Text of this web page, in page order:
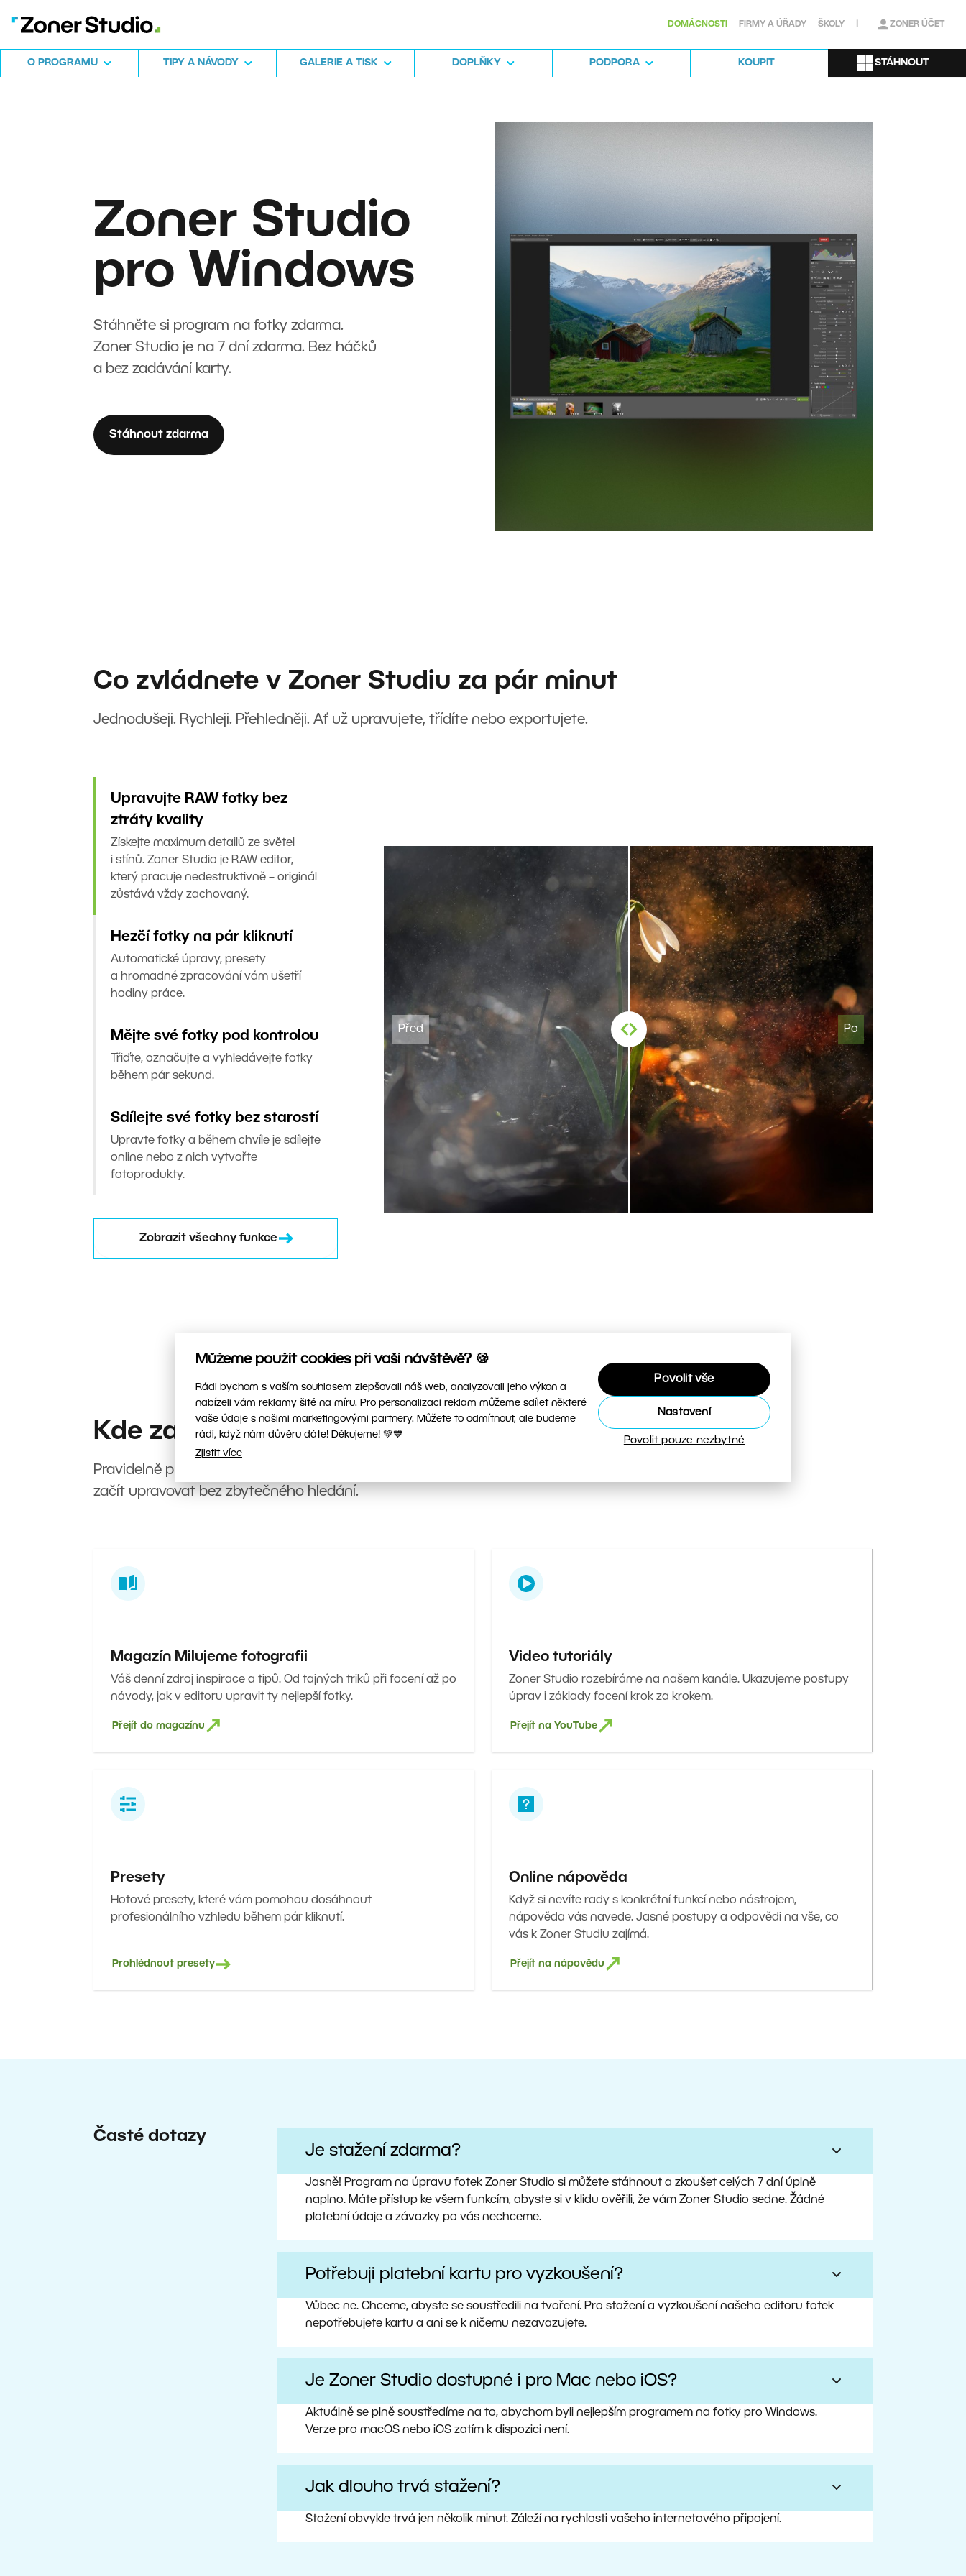
Můžeme použít cookies při vaší návštěvě? 🍪
Rádi bychom s vaším souhlasem zlepšovali náš web, analyzovali jeho výkon a
nabízeli vám reklamy šité na míru. Pro personalizaci reklam můžeme sdílet některé
vaše údaje s našimi marketingovými partnery. Můžete to odmítnout, ale budeme
rádi, když nám důvěru dáte! Děkujeme! 💚💙
Zjistit více
Povolit vše
Nastavení
Povolit pouze nezbytné
DOMÁCNOSTI FIRMY A ÚŘADY ŠKOLY ZONER ÚČET
O PROGRAMU TIPY A NÁVODY GALERIE A TISK DOPLŇKY PODPORA KOUPIT STÁHNOUT
Zoner Studio
pro Windows
Stáhněte si program na fotky zdarma.
Zoner Studio je na 7 dní zdarma. Bez háčků
a bez zadávání karty.
Stáhnout zdarma
Co zvládnete v Zoner Studiu za pár minut
Jednodušeji. Rychleji. Přehledněji. Ať už upravujete, třídíte nebo exportujete.
Upravujte RAW fotky bez
ztráty kvality
Získejte maximum detailů ze světel
i stínů. Zoner Studio je RAW editor,
který pracuje nedestruktivně – originál
zůstává vždy zachovaný.
Hezčí fotky na pár kliknutí
Automatické úpravy, presety
a hromadné zpracování vám ušetří
hodiny práce.
Mějte své fotky pod kontrolou
Třiďte, označujte a vyhledávejte fotky
během pár sekund.
Sdílejte své fotky bez starostí
Upravte fotky a během chvíle je sdílejte
online nebo z nich vytvořte
fotoprodukty.
Zobrazit všechny funkce
Kde začít?
Pravidelně pro vás připravujeme nové návody, videa i hotové presety, abyste mohli
začít upravovat bez zbytečného hledání.
Magazín Milujeme fotografii
Váš denní zdroj inspirace a tipů. Od tajných triků při focení až po
návody, jak v editoru upravit ty nejlepší fotky.
Přejít do magazínu
Video tutoriály
Zoner Studio rozebíráme na našem kanále. Ukazujeme postupy
úprav i základy focení krok za krokem.
Přejít na YouTube
Presety
Hotové presety, které vám pomohou dosáhnout
profesionálního vzhledu během pár kliknutí.
Prohlédnout presety
Online nápověda
Když si nevíte rady s konkrétní funkcí nebo nástrojem,
nápověda vás navede. Jasné postupy a odpovědi na vše, co
vás k Zoner Studiu zajímá.
Přejít na nápovědu
Časté dotazy
Je stažení zdarma?
Jasně! Program na úpravu fotek Zoner Studio si můžete stáhnout a zkoušet celých 7 dní úplně
naplno. Máte přístup ke všem funkcím, abyste si v klidu ověřili, že vám Zoner Studio sedne. Žádné
platební údaje a závazky po vás nechceme.
Potřebuji platební kartu pro vyzkoušení?
Vůbec ne. Chceme, abyste se soustředili na tvoření. Pro stažení a vyzkoušení našeho editoru fotek
nepotřebujete kartu a ani se k ničemu nezavazujete.
Je Zoner Studio dostupné i pro Mac nebo iOS?
Aktuálně se plně soustředíme na to, abychom byli nejlepším programem na fotky pro Windows.
Verze pro macOS nebo iOS zatím k dispozici není.
Jak dlouho trvá stažení?
Stažení obvykle trvá jen několik minut. Záleží na rychlosti vašeho internetového připojení.